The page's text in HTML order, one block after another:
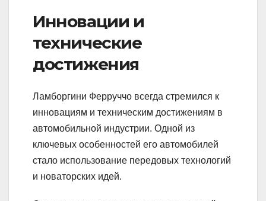
Инновации и
технические
достижения
Ламборгини Ферруччо всегда стремился к
инновациям и техническим достижениям в
автомобильной индустрии. Одной из
ключевых особенностей его автомобилей
стало использование передовых технологий
и новаторских идей.